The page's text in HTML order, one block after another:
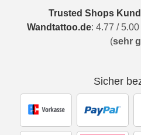
Trusted Shops
Wandtattoo.de: 4.77 / 5.00
(sehr
Sicher